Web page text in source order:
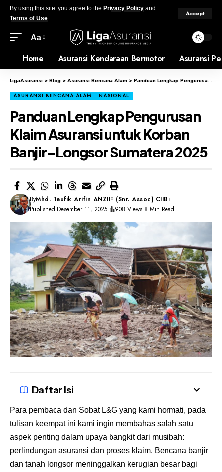
By using this site, you agree to the Privacy Policy and
Terms of Use.
Accept
Aa
Home Asuransi Kendaraan Bermotor Asuransi
LigaAsuransi >Blog >Asuransi Bencana Alam >Panduan Lengkap Pengurusan Klaim Asuransi untuk Korban Banjir–Longsor Sumatera 2025
ASURANSI BENCANA ALAM NASIONAL
Panduan Lengkap Pengurusan
Klaim Asuransi untuk Korban
Banjir–Longsor Sumatera 2025
ByMhd. Taufik Arifin ANZIIF (Snr. Assoc) CIIB
Published Desember 11, 2025
908 Views 8 Min Read
Daftar Isi
Para pembaca dan Sobat L&G yang kami hormati, pada
tulisan keempat ini kami ingin membahas salah satu
aspek penting dalam upaya bangkit dari musibah:
perlindungan asuransi dan proses klaim. Bencana banjir
dan tanah longsor meninggalkan kerugian besar bagi